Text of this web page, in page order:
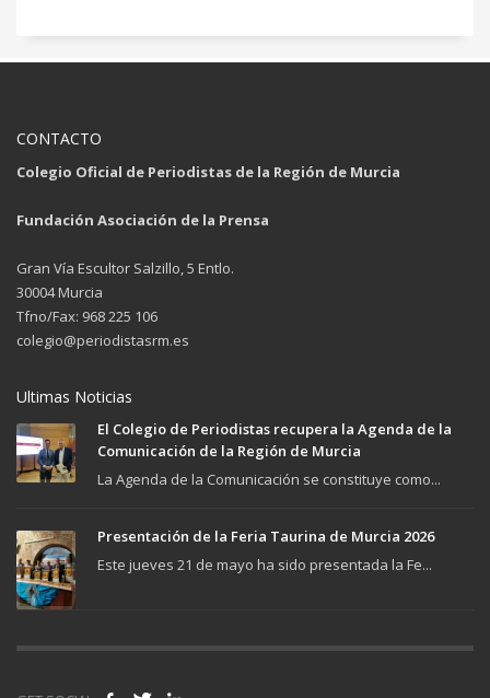
CONTACTO
Colegio Oficial de Periodistas de la Región de Murcia
Fundación Asociación de la Prensa
Gran Vía Escultor Salzillo, 5 Entlo.
30004 Murcia
Tfno/Fax: 968 225 106
colegio@periodistasrm.es
Ultimas Noticias
El Colegio de Periodistas recupera la Agenda de la
Comunicación de la Región de Murcia
La Agenda de la Comunicación se constituye como...
Presentación de la Feria Taurina de Murcia 2026
Este jueves 21 de mayo ha sido presentada la Fe...